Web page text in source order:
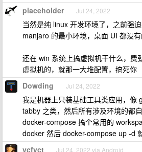
placeholder Jul 24, 2022
当然是纯 linux 开发环境了，之前强
manjaro 的最小环境，桌面 UI 都没有
还在 win 系统上搞虚拟机干什么，费
虚拟机的，就那一大堆配置，搞死你
Dowding Jul 24, 2022
我是机器上只装基础工具类应用，像
tabby 之类，然后所有涉及环境的都
docker-compose 搞个常用的
docker 然后 docker-compose up -d
vcfvct Jul 24, 2022 via Android